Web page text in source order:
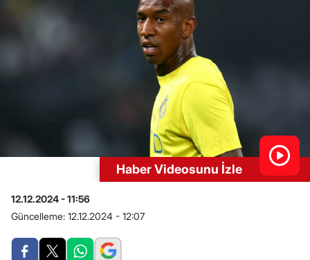
Haber Videosunu İzle
12.12.2024 - 11:56
Güncelleme: 12.12.2024 - 12:07